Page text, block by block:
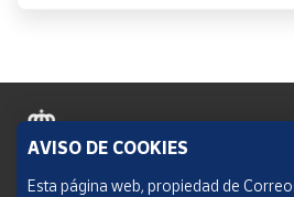
Política de cookies
AVISO DE COOKIES
Esta página web, propiedad de